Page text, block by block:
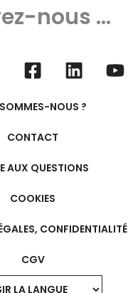
nous ...
NOUS ?
CONTACT
AUX QUESTIONS
COOKIES
CONFIDENTIALITÉ
CGV